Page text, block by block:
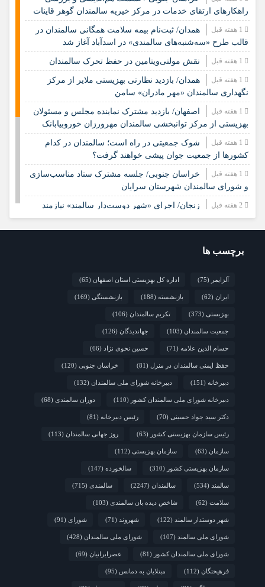
راهکارهای ارتقای خدمات در مرکز خیریه سالمندان گوهر قاینات
همدان/ ثبت‌نام بیمه سلامت همگانی سالمندان در
قالب طرح «سه‌شنبه‌های سالمندی» در اسدآباد آغاز شد
نقش مولتی‌ویتامین در حفظ تحرک سالمندان
همدان/ بازدید نظارتی بهزیستی ملایر از مرکز
نگهداری سالمندان «مهر مادران» سامن
اصفهان/ بازدید مشترک نماینده مجلس و مسئولان
بهزیستی از مرکز توانبخشی سالمندان مهرورزان خوروبیابانک
شوک جمعیتی در راه است؛ سالمندان در کدام
کشورها از جمعیت جوان پیشی خواهند گرفت؟
خراسان جنوبی/ جلسه مشترک ستاد مناسب‌سازی
و شورای سالمندان شهرستان سرایان
زنجان/ اجرای «شهر دوست‌دار سالمند» نیازمند
مشارکت همه دستگاه‌هاست
محلی و مشارکت اجتماعی
مورد چگونگی مشارکت رویکردهای جامعه‌محور در سالمندی سالم
فارس/ سه‌گانه افتتاح مراکز سالمندان در هفته
بهزیستی؛ پاسداشت مقام مادربزرگ‌ها و پدربزرگ‌ها
برچسب ها
آلزایمر (75) اداره کل بهزیستی استان اصفهان (65)
ایران (62) بازنشسته (188) بازنشستگی (169)
بهزیستی (373) تکریم سالمندان (106)
جمعیت سالمندان (103) جهاندیدگان (126)
حسام الدین علامه (71) حسین نحوی نژاد (66)
حفظ ایمنی سالمندان در منزل (81) خراسان جنوبی (120)
دبیرخانه (151) دبیرخانه شورای ملی سالمندان (132)
دبیرخانه شورای ملی سالمندان کشور (110) دوران سالمندی (68)
دکتر سید جواد حسینی (70) رئیس دبیرخانه (81)
رئیس سازمان بهزیستی کشور (63) روز جهانی سالمندان (113)
سازمان (63) سازمان بهزیستی (112)
سازمان بهزیستی کشور (310) سالخورده (147)
سالمند (534) سالمندان (2247) سالمندی (715)
سلامت (62) شاخص دیده بان سالمندی (103)
شهر دوستدار سالمند (122) شهروند (71) شورای (91)
شورای ملی سالمند (107) شورای ملی سالمندان (428)
شورای ملی سالمندان کشور (81) عصرایرانیان (69)
فرهیختگان (112) مبتلایان به دمانس (95)